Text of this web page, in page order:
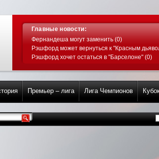
Главные новости:
Фернандеша могут заменить (0)
Рэшфорд может вернуться к "Красным
Рэшфорд хочет остаться в "Барселоне" (0)
Премьер – лига Лига Чемпионов